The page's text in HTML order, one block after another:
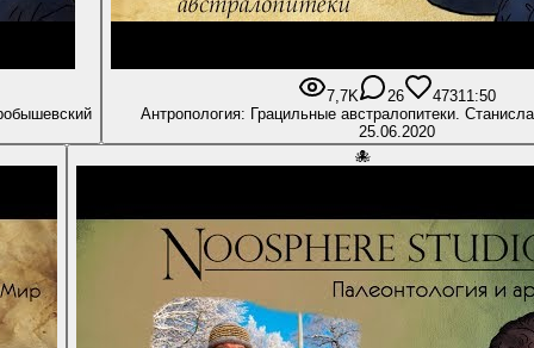
7,7K 26 47311:50
Антропология: Грацильные австралопитеки.
25.06.2020
🐙